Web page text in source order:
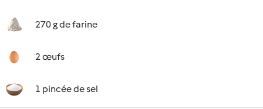
270 g de farine
2 œufs
1 pincée de sel